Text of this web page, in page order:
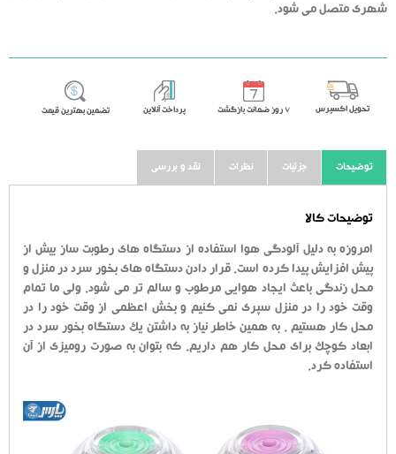
شهری متصل می شود.
تحویل اکسپرس ٧ روز ضمانت بازگشت پرداخت آنلاین تضمین بهترین قیمت
توضیحات جزئیات نظرات نقد و بررسی
توضیحات کالا
امروزه به دلیل آلودگی هوا استفاده از دستگاه های رطوبت ساز بیش از
پیش افزایش پیدا کرده است. قرار دادن دستگاه های بخور سرد در منزل و
محل زندگی باعث ایجاد هوایی مرطوب و سالم تر می شود. ولی ما تمام
وقت خود را در منزل سپری نمی کنیم و بخش اعظمی از وقت خود را در
محل کار هستیم . به همین خاطر نیاز به داشتن یک دستگاه بخور سرد در
ابعاد کوچک برای محل کار هم داریم. که بتوان به صورت رومیزی از آن
استفاده کرد.